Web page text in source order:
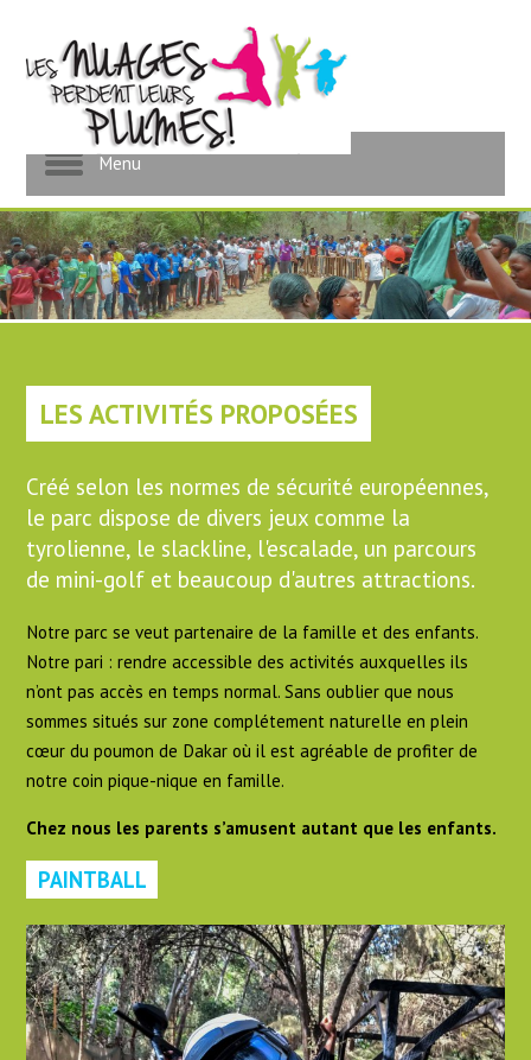
Événementiel pour les
enfants
Menu
LES ACTIVITÉS PROPOSÉES
Créé selon les normes de sécurité européennes,
le parc dispose de divers jeux comme la
tyrolienne, le slackline, l'escalade, un parcours
de mini-golf et beaucoup d'autres attractions.
Notre parc se veut partenaire de la famille et des enfants.
Notre pari : rendre accessible des activités auxquelles ils
n’ont pas accès en temps normal. Sans oublier que nous
sommes situés sur zone complétement naturelle en plein
cœur du poumon de Dakar où il est agréable de profiter de
notre coin pique-nique en famille.
Chez nous les parents s’amusent autant que les enfants.
PAINTBALL